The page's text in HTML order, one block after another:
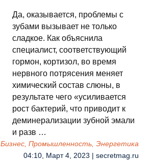
Да, оказывается, проблемы с
зубами вызывает не только
сладкое. Как объяснила
специалист, соответствующий
гормон, кортизол, во время
нервного потрясения меняет
химический состав слюны, в
результате чего «усиливается
рост бактерий, что приводит к
деминерализации зубной эмали
и разв …
Бизнес, Промышленность, Энергетика
04:10, Март 4, 2023 | secretmag.ru